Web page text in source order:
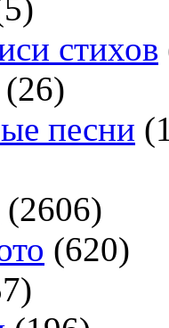
стихов
(26)
песни
(2606)
(620)